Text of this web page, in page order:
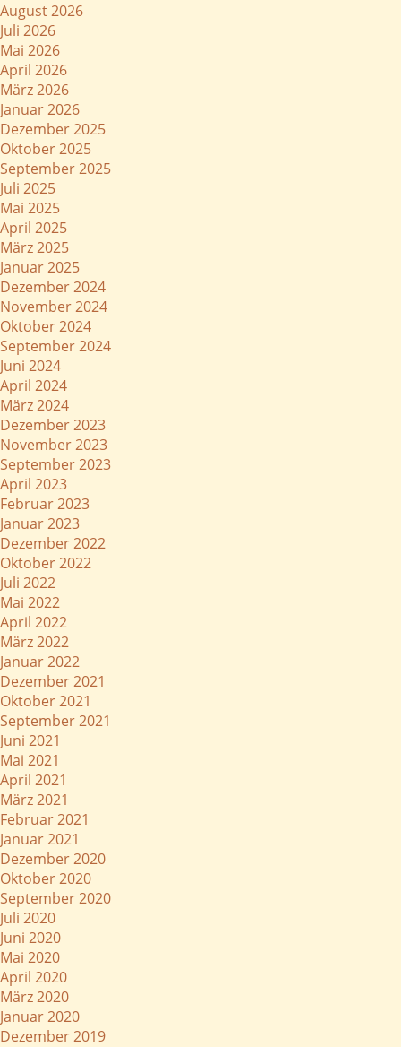
August 2026
Juli 2026
Mai 2026
April 2026
März 2026
Januar 2026
Dezember 2025
Oktober 2025
September 2025
Juli 2025
Mai 2025
April 2025
März 2025
Januar 2025
Dezember 2024
November 2024
Oktober 2024
September 2024
Juni 2024
April 2024
März 2024
Dezember 2023
November 2023
September 2023
April 2023
Februar 2023
Januar 2023
Dezember 2022
Oktober 2022
Juli 2022
Mai 2022
April 2022
März 2022
Januar 2022
Dezember 2021
Oktober 2021
September 2021
Juni 2021
Mai 2021
April 2021
März 2021
Februar 2021
Januar 2021
Dezember 2020
Oktober 2020
September 2020
Juli 2020
Juni 2020
Mai 2020
April 2020
März 2020
Januar 2020
Dezember 2019